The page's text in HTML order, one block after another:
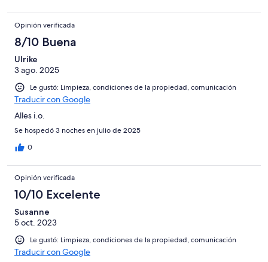
Opinión verificada
8/10 Buena
Ulrike
3 ago. 2025
Le gustó: Limpieza, condiciones de la propiedad, comunicación
Traducir con Google
Alles i.o.
Se hospedó 3 noches en julio de 2025
0
Opinión verificada
10/10 Excelente
Susanne
5 oct. 2023
Le gustó: Limpieza, condiciones de la propiedad, comunicación
Traducir con Google